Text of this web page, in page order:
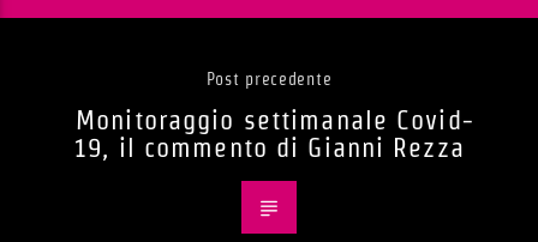
Post precedente
Monitoraggio settimanale Covid-
19, il commento di Gianni Rezza